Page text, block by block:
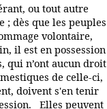
ou tout autre
; dès que les peuples
volontaire,
il est en possession
qui n’ont aucun droit
de celle-ci,
doivent s'en tenir
Elles peuvent